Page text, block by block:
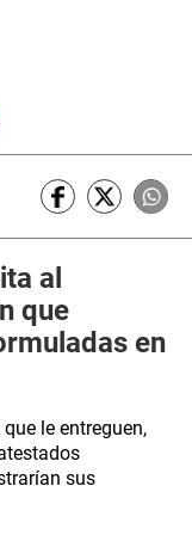
al
que
en
le entreguen,
sus